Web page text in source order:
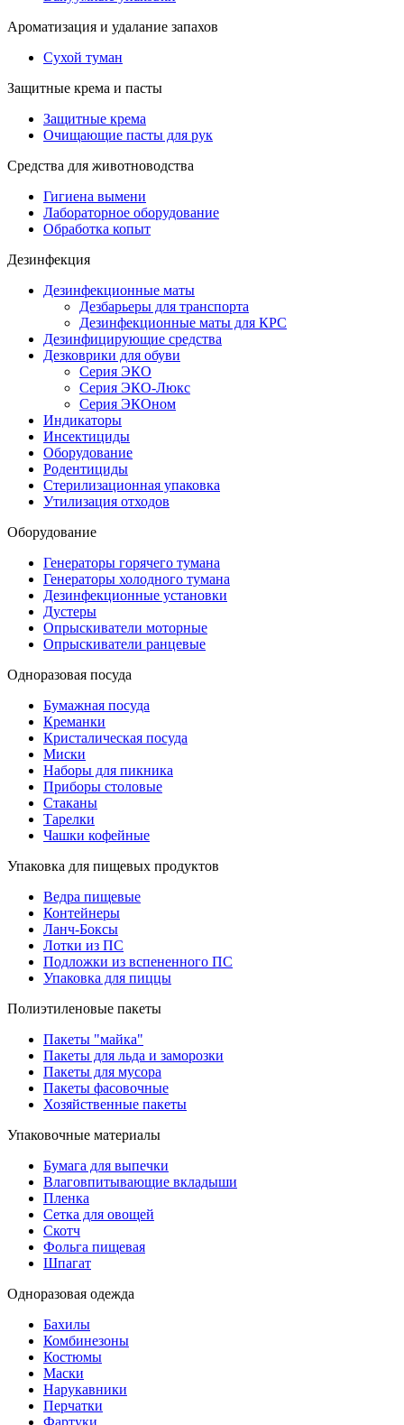
Ароматизация и удалание запахов
Сухой туман
Защитные крема и пасты
Защитные крема
Очищающие пасты для рук
Средства для животноводства
Гигиена вымени
Лабораторное оборудование
Обработка копыт
Дезинфекция
Дезинфекционные маты
Дезбарьеры для транспорта
Дезинфекционные маты для КРС
Дезинфицирующие средства
Дезковрики для обуви
Серия ЭКО
Серия ЭКО-Люкс
Серия ЭКОном
Индикаторы
Инсектициды
Оборудование
Родентициды
Стерилизационная упаковка
Утилизация отходов
Оборудование
Генераторы горячего тумана
Генераторы холодного тумана
Дезинфекционные установки
Дустеры
Опрыскиватели моторные
Опрыскиватели ранцевые
Одноразовая посуда
Бумажная посуда
Креманки
Кристалическая посуда
Миски
Наборы для пикника
Приборы столовые
Стаканы
Тарелки
Чашки кофейные
Упаковка для пищевых продуктов
Ведра пищевые
Контейнеры
Ланч-Боксы
Лотки из ПС
Подложки из вспененного ПС
Упаковка для пиццы
Полиэтиленовые пакеты
Пакеты "майка"
Пакеты для льда и заморозки
Пакеты для мусора
Пакеты фасовочные
Хозяйственные пакеты
Упаковочные материалы
Бумага для выпечки
Влаговпитывающие вкладыши
Пленка
Сетка для овощей
Скотч
Фольга пищевая
Шпагат
Одноразовая одежда
Бахилы
Комбинезоны
Костюмы
Маски
Нарукавники
Перчатки
Фартуки